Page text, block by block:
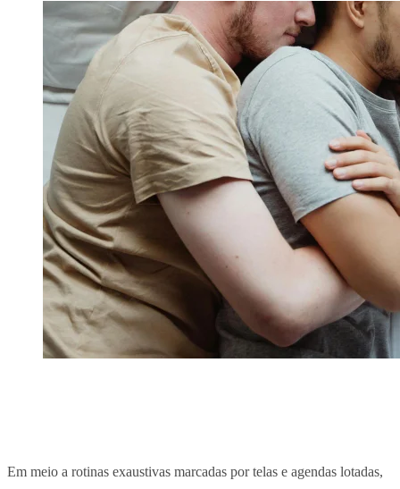
Em meio a rotinas exaustivas marcadas por telas e agendas lotadas,